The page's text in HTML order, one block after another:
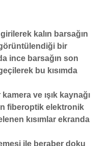
kalın barsağın
bir
ince barsağın son
bu kısımda
ve ışık kaynağı
fiberoptik elektronik
kısımlar ekranda
ile beraber doku